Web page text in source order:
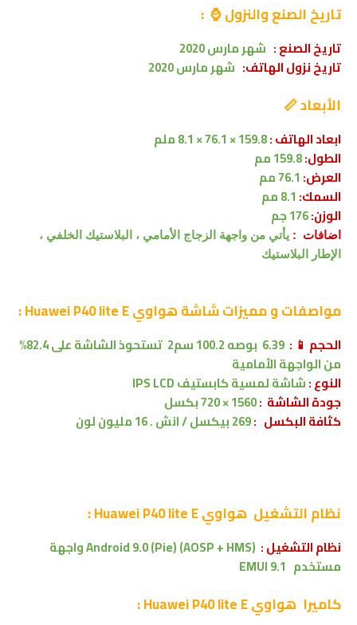
تاريخ الصنع والنزول ⌚ :
تاريخ الصنع : شهر مارس 2020
تاريخ نزول الهاتف: شهرمارس
الأبعاد 📏
ابعاد الهاتف :159.8 × 76.1 × 8.1 ملم
الطول:159.8 مم
العرض:
السمك: 8.1 مم
الوزن:
اضافات : يأتي من واجهة الزجاج الأمامي ، البلاستيك الخلفي ،
الإطار البلاستيك
مواصفات و مميزات شاشةهواوي Huawei P40 lite E :
الحجم 📱 : 100.2 سم2
تستحوذ الشاشة على 82.4%
منالواجهة الأمامية
النوع :شاشة لمسيةكابستيفIPS LCD
جودة الشاشة :1560 × 720 بكسل
كثافة البكسل :269 بيكسل / انش . 16 مليون لون
نظام التشغيل هواوي Huawei P40 lite E :
نظام التشغيل : Android 9.0 (Pie) (AOSP + HMS)واجهة
مستخدم EMUI 9.1
كاميرا هواوي Huawei P40 lite E :